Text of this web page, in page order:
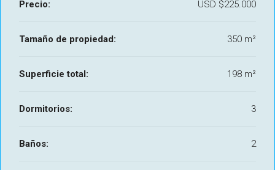
Precio: USD $225.000
Tamaño de propiedad: 350 m²
Superficie total: 198 m²
Dormitorios: 3
Baños: 2